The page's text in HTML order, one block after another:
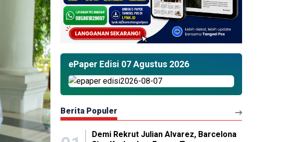
ePaper Edisi 07 Agustus 2026
Berita Populer
Demi Rekrut Julian Alvarez, Barcelona